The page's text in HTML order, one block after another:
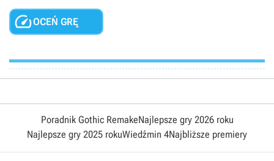
OCEŃ GRĘ
Poradnik Gothic RemakeNajlepsze gry 2026 roku
Najlepsze gry 2025 rokuWiedźmin 4Najbliższe premiery